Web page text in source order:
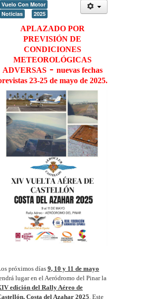
Vuelo Con Motor
Noticias
2025
APLAZADO POR
PREVISIÓN DE
CONDICIONES
METEOROLÓGICAS
ADVERSAS- nuevas fechas
23-25 de mayo de 2025.
próximos días9, 10 y 11 de mayo
lugar en el Aeródromo del Pinar la
edición del Rally Aéreo de
Costa del Azahar 2025 . Este